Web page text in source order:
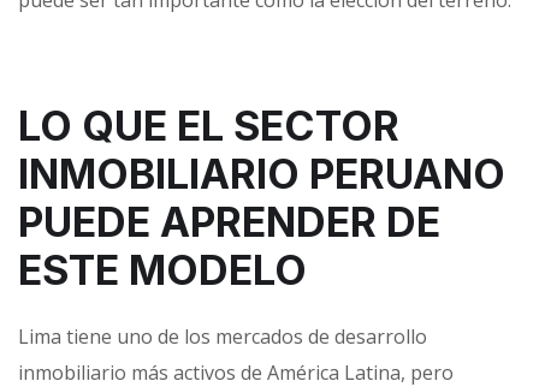
LO QUE EL SECTOR
INMOBILIARIO PERUANO
PUEDE APRENDER DE
ESTE MODELO
Lima tiene uno de los mercados de desarrollo
inmobiliario más activos de América Latina, pero